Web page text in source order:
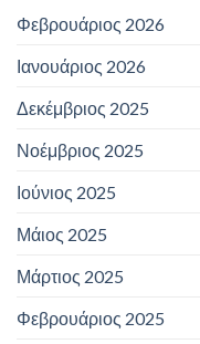
Φεβρουάριος 2026
Ιανουάριος 2026
Δεκέμβριος 2025
Νοέμβριος 2025
Ιούνιος 2025
Μάιος 2025
Μάρτιος 2025
Φεβρουάριος 2025